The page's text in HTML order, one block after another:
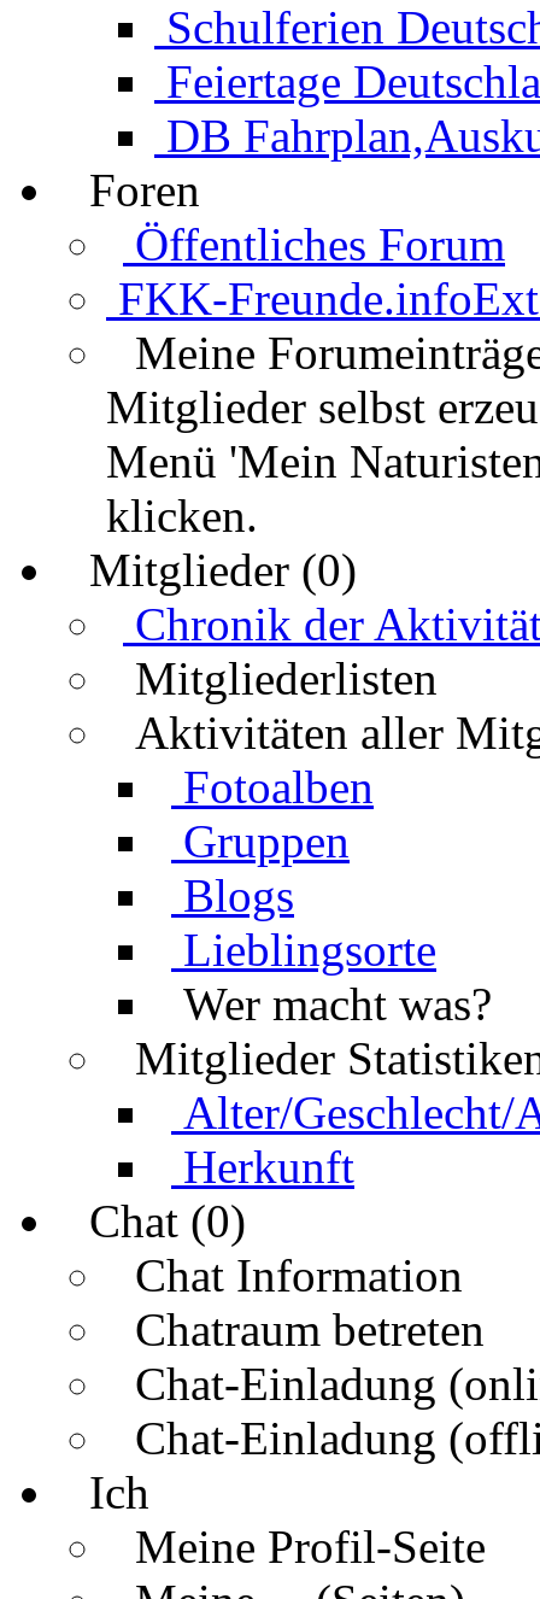
Schulferien
Feiertage
DB
Foren
Öffentliches Forum
FKK-Freunde.info
Meine
Mitglieder selbst
Menü 'Mein
klicken.
Mitglieder (0)
Chronik der
Mitgliederlisten
Aktivitäten aller
Fotoalben
Gruppen
Blogs
Lieblingsorte
Wer macht was?
Mitglieder
Alter/Geschlecht/
Herkunft
Chat (0)
Chat Information
Chatraum betreten
Chat-Einladung
Chat-Einladung
Ich
Meine Profil-Seite